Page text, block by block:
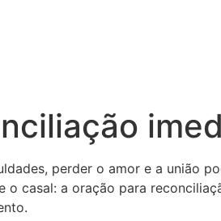
perder o amor e a união
o casal: a oração para